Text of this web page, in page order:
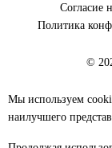
Согласие
Политика
©
Мы используем
наилучшего